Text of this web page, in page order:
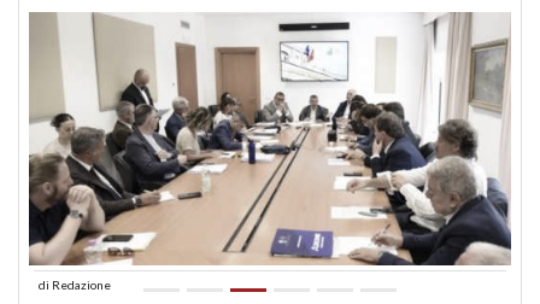
di Redazione